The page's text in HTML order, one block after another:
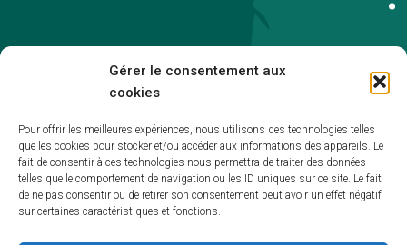
Gérer le consentement aux
cookies
Pour offrir les meilleures expériences, nous utilisons des technologies telles
que les cookies pour stocker et/ou accéder aux informations des appareils. Le
fait de consentir à ces technologies nous permettra de traiter des données
telles que le comportement de navigation ou les ID uniques sur ce site. Le fait
de ne pas consentir ou de retirer son consentement peut avoir un effet négatif
sur certaines caractéristiques et fonctions.
Accessibilité